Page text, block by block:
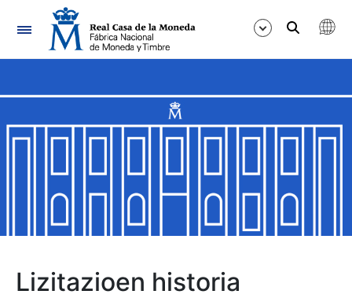
Nabigazioa
Erakutsi/Ezkutatu
Erakutsi/Ezkutatu
Erakutsi/Ezkutatu
Lizitazioen historia